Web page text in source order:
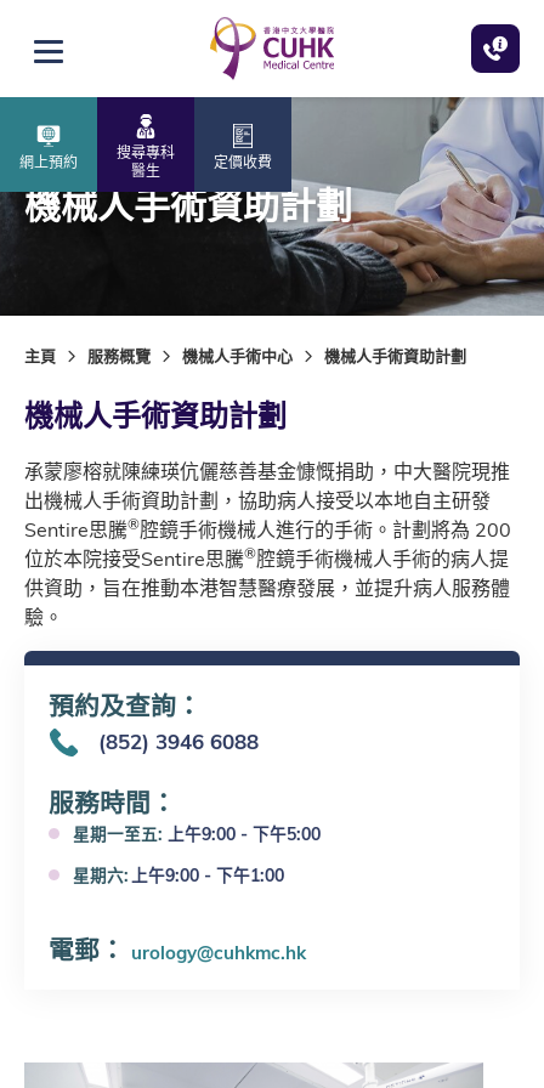
打開選單
網上預約
搜尋專科
醫生
定價收費
機械人手術資助計劃
主頁 服務概覽 機械人手術中心 機械人手術資助計劃
機械人手術資助計劃
承蒙廖榕就陳練瑛伉儷慈善基金慷慨捐助，中大醫院現推
出機械人手術資助計劃，協助病人接受以本地自主研發
Sentire思騰®腔鏡手術機械人進行的手術。計劃將為 200
位於本院接受Sentire思騰®腔鏡手術機械人手術的病人提
供資助，旨在推動本港智慧醫療發展，並提升病人服務體
驗。
預約及查詢：
(852) 3946 6088
服務時間 ：
星期一至五:
上午9:00 - 下午5:00
星期六: 上午9:00 - 下午1:00
電郵 ： urology@cuhkmc.hk